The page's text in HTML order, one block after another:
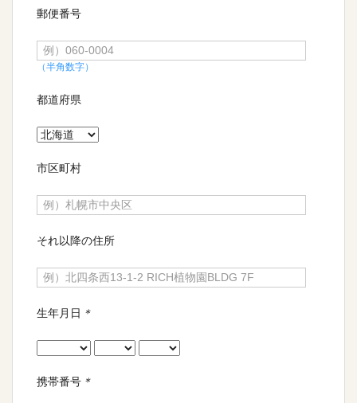
郵便番号
（半角数字）
都道府県
市区町村
それ以降の住所
生年月日 ＊
携帯番号 ＊